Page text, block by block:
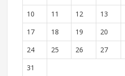
10
11 12 13
17
18 19 20
24
25 26 27
31